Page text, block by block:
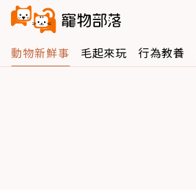
動物新鮮事 毛起來玩 行為教養